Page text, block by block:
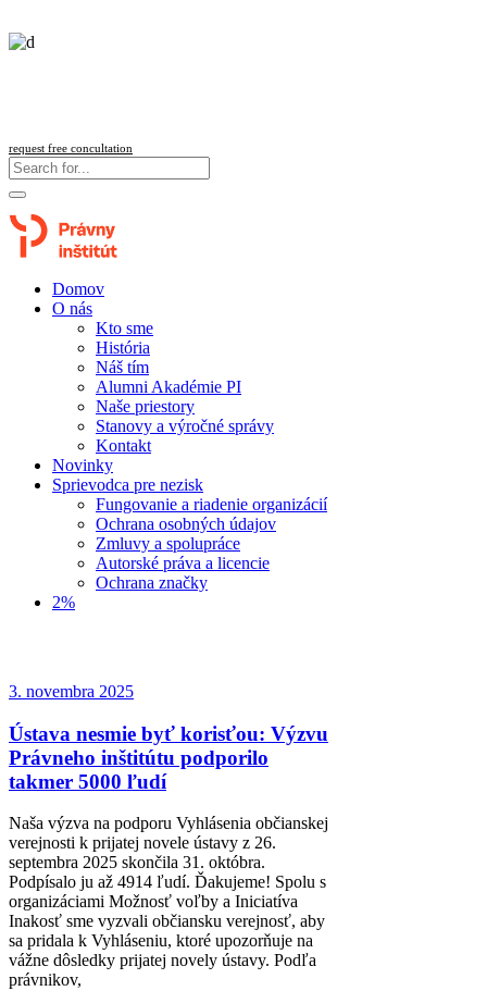
request free concultation
Domov
O nás
Kto sme
História
Náš tím
Alumni Akadémie PI
Naše priestory
Stanovy a výročné správy
Kontakt
Novinky
Sprievodca pre nezisk
Fungovanie a riadenie organizácií
Ochrana osobných údajov
Zmluvy a spolupráce
Autorské práva a licencie
Ochrana značky
2%
3. novembra 2025
Ústava nesmie byť korisťou: Výzvu
Právneho inštitútu podporilo
takmer 5000 ľudí
Naša výzva na podporu Vyhlásenia občianskej
verejnosti k prijatej novele ústavy z 26.
septembra 2025 skončila 31. októbra.
Podpísalo ju až 4914 ľudí. Ďakujeme! Spolu s
organizáciami Možnosť voľby a Iniciatíva
Inakosť sme vyzvali občiansku verejnosť, aby
sa pridala k Vyhláseniu, ktoré upozorňuje na
vážne dôsledky prijatej novely ústavy. Podľa
právnikov,